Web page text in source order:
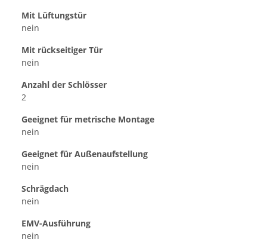
Mit Lüftungstür
nein
Mit rückseitiger Tür
nein
Anzahl der Schlösser
2
Geeignet für metrische Montage
nein
Geeignet für Außenaufstellung
nein
Schrägdach
nein
EMV-Ausführung
nein